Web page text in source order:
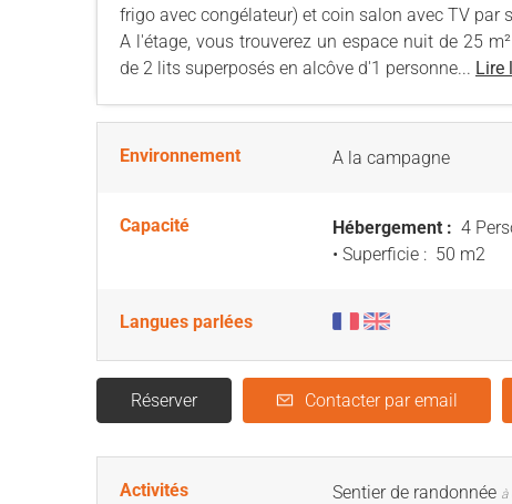
frigo avec congélateur) et coin salon avec TV par
A l'étage, vous trouverez un espace nuit de 25
de 2 lits superposés en alcôve d'1 personne... Lire
Environnement A la campagne
Capacité Hébergement : 4
• Superficie : 50 m2
Langues parlées
Réserver Contacter par email
Activités Sentier de randonnée à